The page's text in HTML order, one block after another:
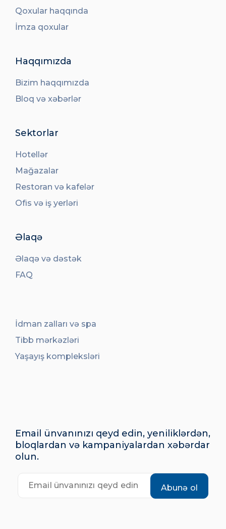
Qoxular haqqında
İmza qoxular
Haqqımızda
Bizim haqqımızda
Bloq və xəbərlər
Sektorlar
Hotellər
Mağazalar
Restoran və kafelər
Ofis və iş yerləri
Əlaqə
Əlaqə və dəstək
FAQ
İdman zalları və spa
Tibb mərkəzləri
Yaşayış kompleksləri
Email ünvanınızı qeyd edin, yeniliklərdən,
bloqlardan və kampaniyalardan xəbərdar
olun.